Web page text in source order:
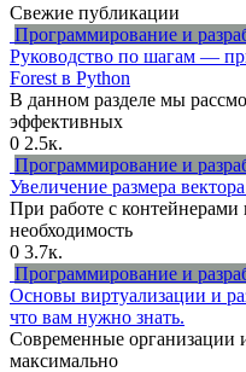
Свежие публикации
Программирование и
Руководство по шагам —
Forest в Python
В данном разделе мы
эффективных
0 2.5к.
Программирование и
Увеличение размера
При работе с контейнерами
необходимость
0 3.7к.
Программирование и
Основы виртуализации и
что вам нужно знать.
Современные организации
максимально